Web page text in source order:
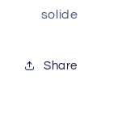
solide
Share